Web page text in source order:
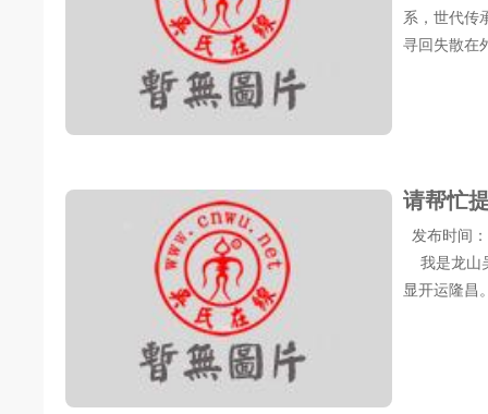
系，世代传
寻回失散在
请帮忙
发布时间
我是龙山
显开运隆昌